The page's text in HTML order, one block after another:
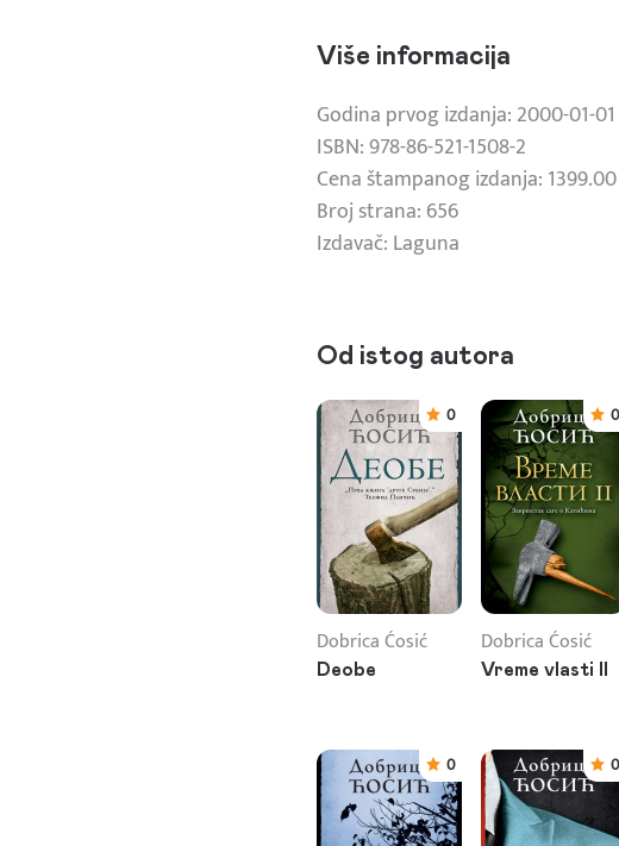
Više informacija
Godina prvog izdanja: 2000-01-01
ISBN: 978-86-521-1508-2
Cena štampanog izdanja: 1399.00
Broj strana: 656
Izdavač: Laguna
Od istog autora
0
Dobrica Ćosić
Deobe
0
Dobrica Ćosić
Vreme vlasti II
0 0